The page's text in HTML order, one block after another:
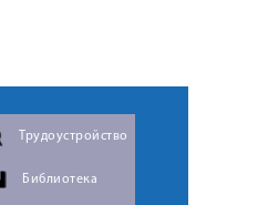
Трудоустройство
Библиотека